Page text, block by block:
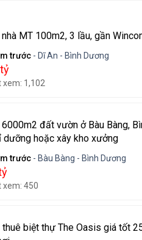
nhà MT 100m2, 3 lầu, gần
trước - Dĩ An - Bình Dương
xem: 1,102
6000m2 đất vườn ở Bàu Bàng,
dưỡng hoặc xây kho xưởng
trước - Bàu Bàng - Bình Dương
xem: 450
thuê biệt thự The Oasis giá tốt